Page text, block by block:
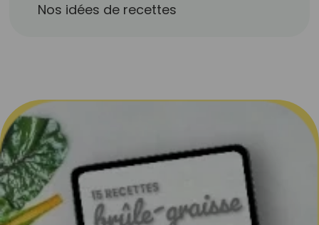
Nos idées de recettes